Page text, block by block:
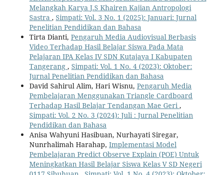
Melangkah Karya J.S Khairen Kajian Antropologi
Sastra , Simpati: Vol. 3 No. 1 (2025): Januari: Jurnal
Penelitian Pendidikan dan Bahasa
Tirta Dianti, Pengaruh Media Audiovisual Berbasis
Video Terhadap Hasil Belajar Siswa Pada Mata
Pelajaran IPA Kelas IV SDN Kutajaya I Kabupaten
Tangerang , Simpati: Vol. 1 No. 4 (2023): Oktober:
Jurnal Penelitian Pendidikan dan Bahasa
David Sahirul Alim, Hari Wisnu, Pengaruh Media
Pembelajaran Menggunakan Triangle Cardboard
Terhadap Hasil Belajar Tendangan Mae Geri,
Simpati: Vol. 2 No. 3 (2024): Juli : Jurnal Penelitian
Pendidikan dan Bahasa
Anisa Wahyuni Hasibuan, Nurhayati Siregar,
Nunrhalimah Harahap, Implementasi Model
Pembelajaran Predict Observe Explain (POE) Untuk
Meningkatkan Hasil Belajar Siswa Kelas V SD Negeri